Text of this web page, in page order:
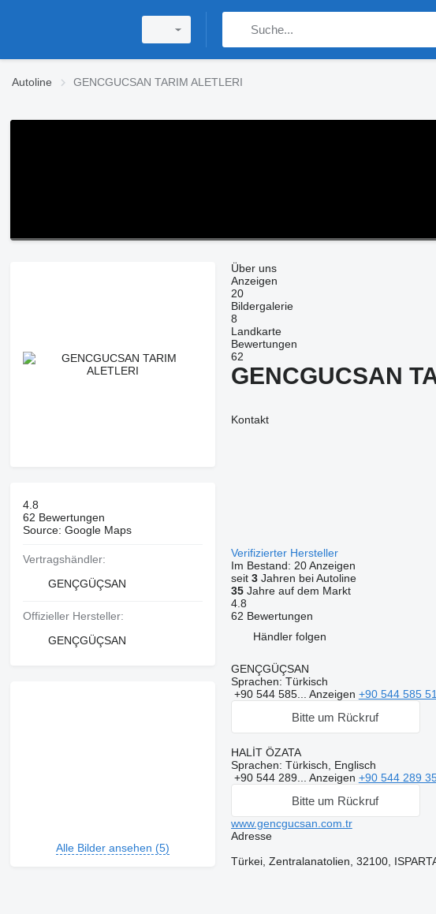
Autoline GENCGUCSAN TARIM ALETLERI
4.8
62 Bewertungen
Source: Google Maps
Vertragshändler:
GENÇGÜÇSAN
Offizieller Hersteller:
GENÇGÜÇSAN
Alle Bilder ansehen (5)
Über uns
Anzeigen
20
Bildergalerie
8
Landkarte
Bewertungen
62
GENCGUCSAN
Kontakt
Verifizierter Hersteller
Im Bestand: 20 Anzeigen
seit 3Jahren bei Autoline
35Jahre auf dem Markt
4.8
62 Bewertungen
Händler folgen
GENÇGÜÇSAN
Sprachen: Türkisch
+90 544 585... Anzeigen +90 544 585
Bitte um Rückruf
HALİT ÖZATA
Sprachen: Türkisch, Englisch
+90 544 289... Anzeigen +90 544 289
Bitte um Rückruf
www.gencgucsan.com.tr
Adresse
Türkei, Zentralanatolien, 32100,